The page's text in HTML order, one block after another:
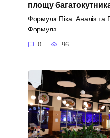
площу
Формула Піка: Аналіз та
Формула
0 96